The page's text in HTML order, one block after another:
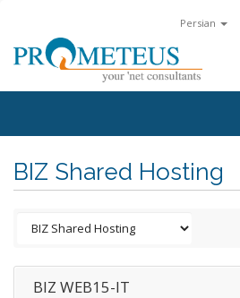
Persian
BIZ Shared Hosting
BIZ WEB15-IT